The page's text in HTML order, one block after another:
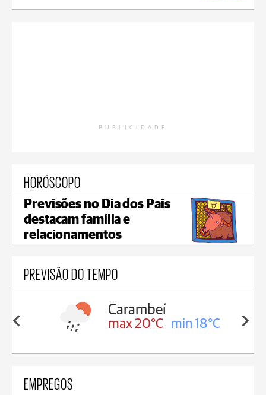
PUBLICIDADE
HORÓSCOPO
Previsões no Dia dos Pais
destacam família e
relacionamentos
PREVISÃO DO TEMPO
18°C
Carambeí
max 20°C min 18°C
EMPREGOS